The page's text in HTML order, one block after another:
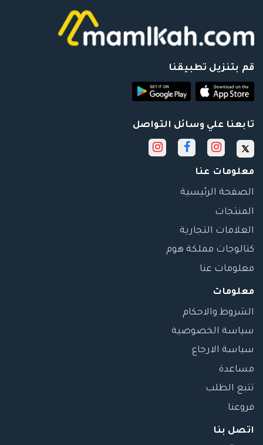
قم بتنزيل تطبيقنا
تابعنا علي وسائل التواصل
معلومات عنا
الصفحة الرئيسية
المنتجات
العلامات التجارية
كتالوجات مملكة هوم
معلومات عنا
معلومات
الشروط والاحكام
سياسة الخصوصية
سياسة الارجاع
مساعدة
تتبع الطلب
فروعنا
اتصل بنا